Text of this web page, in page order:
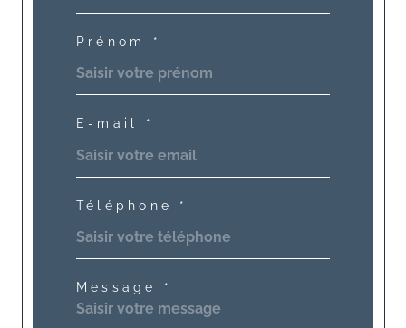
Prénom *
E-mail *
Téléphone *
Message *